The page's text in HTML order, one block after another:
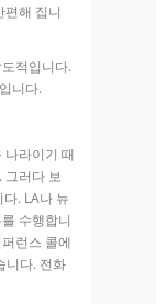
편해 집니
적입니다.
니다.
나라이기 때
그러다 보
. LA나 뉴
수행합니
런스 콜에
니다. 전화